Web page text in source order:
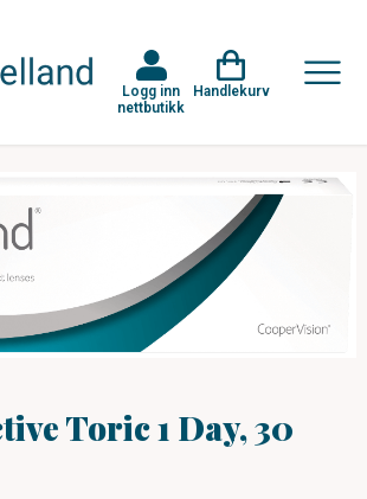
Logg inn
nettbutikk
Handlekurv
Toric 1 Day, 30